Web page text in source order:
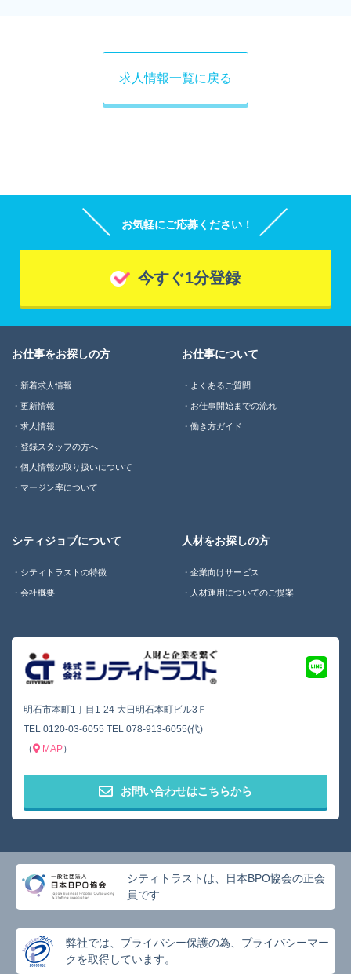
求人情報一覧に戻る
お気軽にご応募ください！
今すぐ1分登録
明石市本町1丁目1-24 大日明石本町ビル3Ｆ
TEL 0120-03-6055 TEL 078-913-6055(代)
（
MAP）
お問い合わせはこちらから
お仕事をお探しの方
新着求人情報
更新情報
求人情報
登録スタッフの方へ
個人情報の取り扱いについて
マージン率について
お仕事について
よくあるご質問
お仕事開始までの流れ
働き方ガイド
シティジョブについて
シティトラストの特徴
会社概要
人材をお探しの方
企業向けサービス
人材運用についてのご提案
シティトラストは、日本BPO協会の正会
員です
弊社では、プライバシー保護の為、プライバシーマー
クを取得しています。